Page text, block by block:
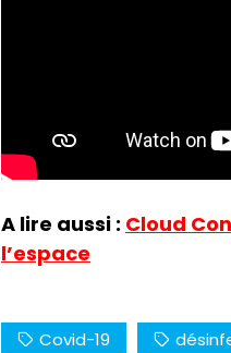
A lire aussi : Cloud
l’espace
Covid-19